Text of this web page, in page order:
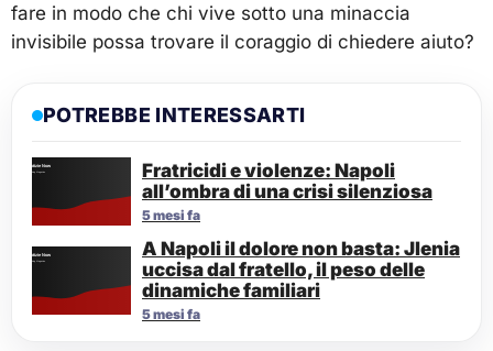
fare in modo che chi vive sotto una minaccia
invisibile possa trovare il coraggio di chiedere aiuto?
POTREBBE INTERESSARTI
Fratricidi e violenze: Napoli
all’ombra di una crisi silenziosa
5 mesi fa
A Napoli il dolore non basta: Jlenia
uccisa dal fratello, il peso delle
dinamiche familiari
5 mesi fa